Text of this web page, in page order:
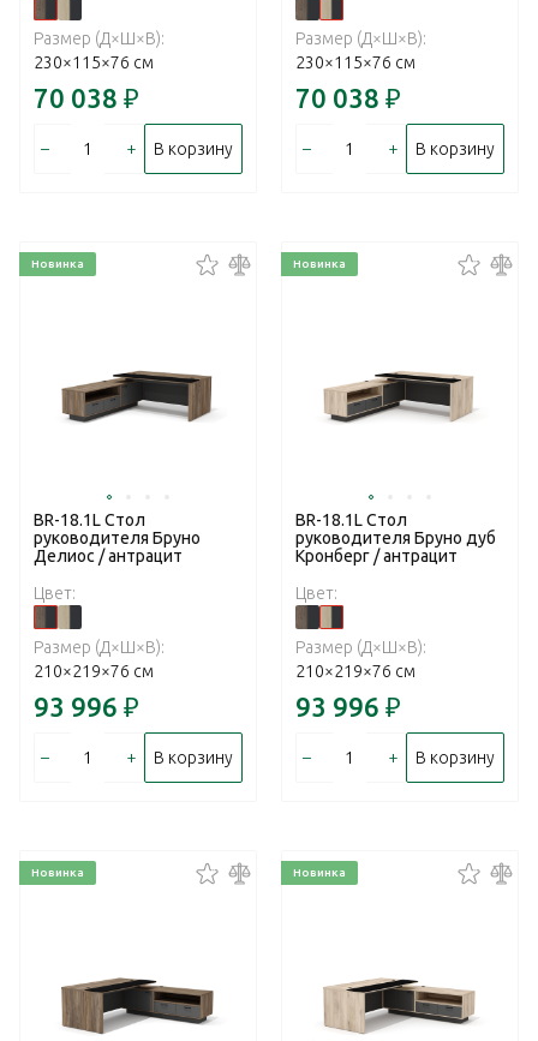
Размер (Д×Ш×В):
230×115×76 см
70 038 ₽
– + В корзину
Размер (Д×Ш×В):
230×115×76 см
70 038 ₽
– + В корзину
Новинка
BR-18.1L Стол
руководителя Бруно
Делиос / антрацит
Цвет:
Размер (Д×Ш×В):
210×219×76 см
93 996 ₽
– + В корзину
Новинка
BR-18.1L Стол
руководителя Бруно дуб
Кронберг / антрацит
Цвет:
Размер (Д×Ш×В):
210×219×76 см
93 996 ₽
– + В корзину
Новинка Новинка